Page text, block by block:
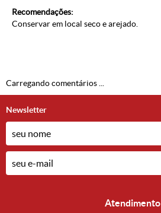
Recomendações:
Conservar em local seco e arejado.
Carregando comentários ...
Newsletter
Atendimento